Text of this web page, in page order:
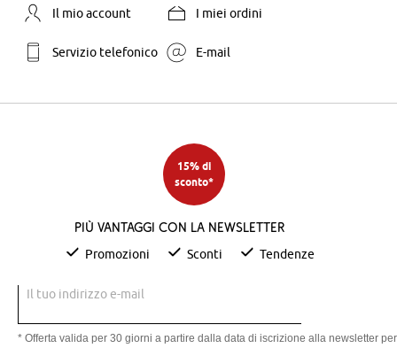
Il mio account I miei ordini
Servizio telefonico E-mail
15% di
sconto*
Più vantaggi con la newsletter
Promozioni Sconti Tendenze
Il tuo indirizzo e-mail
* Offerta valida per 30 giorni a partire dalla data di iscrizione alla newsletter per